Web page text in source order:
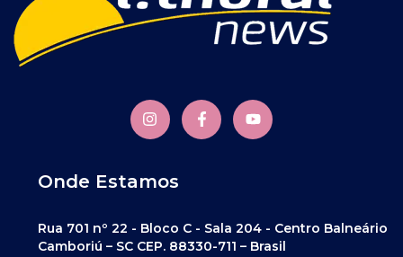
Onde Estamos
Rua 701 nº 22 - Bloco C - Sala 204 - Centro Balneário
Camboriú – SC CEP. 88330-711 – Brasil